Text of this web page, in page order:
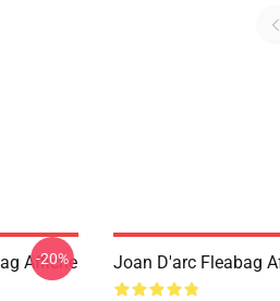
Affiche
-20% Joan D'arc Fleabag